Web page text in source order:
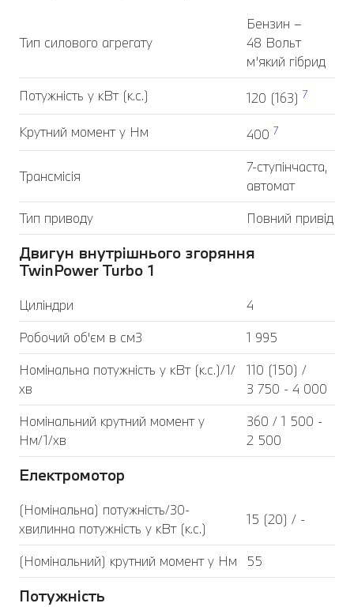
Тип силового агрегату
Бензин –
48 Вольт
м’який гібрид
Потужність у кВт (к.с.) 120 (163) 7
Крутний момент у Нм 400 7
Трансмісія
7-ступінчаста,
автомат
Тип приводу
Повний привід
Двигун внутрішнього згоряння
TwinPower Turbo 1
Циліндри
4
Робочий об'єм в см3
1 995
Номінальна потужність у кВт (к.с.)/1/
хв
110 (150) /
3 750 - 4 000
Номінальний крутний момент у
Нм/1/хв
360 / 1 500 -
2 500
Електромотор
(Номінальна) потужність/30-
хвилинна потужність у кВт (к.с.)
15 (20) / -
(Номінальний) крутний момент у Нм 55
Потужність